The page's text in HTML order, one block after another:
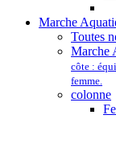
Marche
Toutes
Marche
côte :
femme.
colonne